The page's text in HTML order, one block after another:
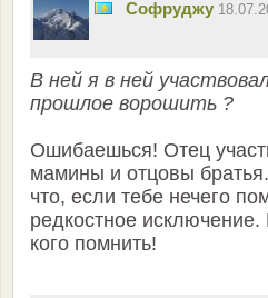
Софруджу
В ней я в ней
прошлое ворошить ?
Ошибаешься! Отец
мамины и отцовы
что, если тебе нечего
редкостное
кого помнить!